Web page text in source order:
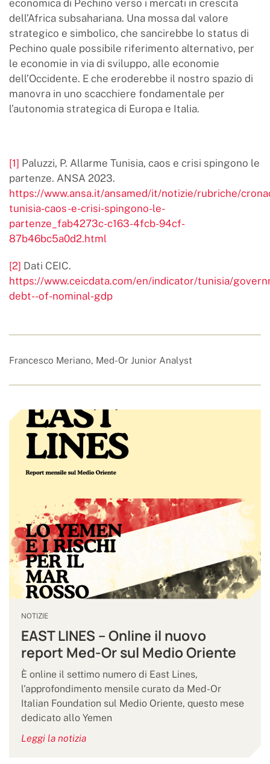
economica di Pechino verso i mercati in crescita
dell’Africa subsahariana. Una mossa dal valore
strategico e simbolico, che sancirebbe lo status di
Pechino quale possibile riferimento alternativo, per
le economie in via di sviluppo, alle economie
dell’Occidente. E che eroderebbe il nostro spazio di
manovra in uno scacchiere fondamentale per
l’autonomia strategica di Europa e Italia.
[1] Paluzzi, P. Allarme Tunisia, caos e crisi spingono le
partenze. ANSA 2023.
https://www.ansa.it/ansamed/it/notizie/rubriche/
tunisia-caos-e-crisi-spingono-le-
partenze_fab4273c-c163-4fcb-94cf-
87b46bc5a0d2.html
[2] Dati CEIC.
https://www.ceicdata.com/en/indicator/tunisia/
debt--of-nominal-gdp
Francesco Meriano, Med-Or Junior Analyst
NOTIZIE
EAST LINES – Online il nuovo
report Med-Or sul Medio Oriente
È online il settimo numero di East Lines,
l'approfondimento mensile curato da Med-Or
Italian Foundation sul Medio Oriente, questo mese
dedicato allo Yemen
Leggi la notizia